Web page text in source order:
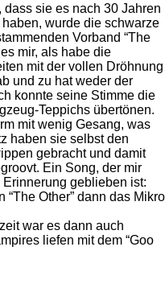
sie es nach 30 Jahren
wurde die schwarze
Vorband “The
mir, als habe die
mit der vollen Dröhnung
und zu hat weder der
konnte seine Stimme die
Teppichs übertönen.
mit wenig Gesang, was
haben sie selbst den
gebracht und damit
Ein Song, der mir
geblieben ist:
“The Other” dann das Mikro
war es dann auch
liefen mit dem “Goo